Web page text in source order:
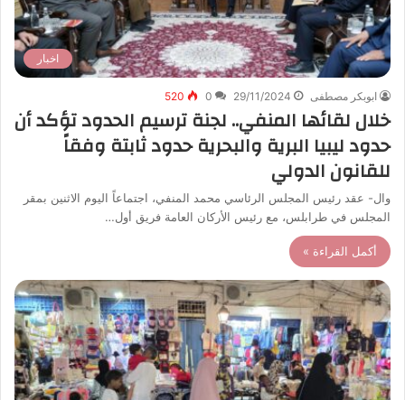
اخبار
ابوبكر مصطفى 29/11/2024
0
520
خلال لقائها المنفي.. لجنة ترسيم الحدود تؤكد أن
حدود ليبيا البرية والبحرية حدود ثابتة وفقاً
للقانون الدولي
وال- عقد رئيس المجلس الرئاسي محمد المنفي، اجتماعاً اليوم الاثنين بمقر
المجلس في طرابلس، مع رئيس الأركان العامة فريق أول…
أكمل القراءة »